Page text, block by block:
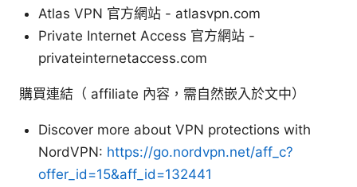
Atlas VPN 官方網站 - atlasvpn.com
Private Internet Access 官方網站 -
privateinternetaccess.com
購買連結（ affiliate 內容，需自然嵌入於文中）
Discover more about VPN protections with
NordVPN: https://go.nordvpn.net/aff_c?
offer_id=15&aff_id=132441